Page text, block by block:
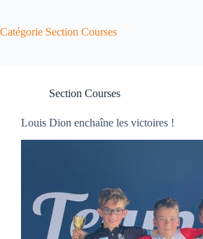
Catégorie Section Courses
Section Courses
Louis Dion enchaîne les victoires !